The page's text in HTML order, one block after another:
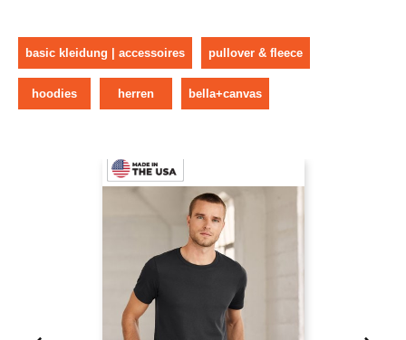
basic kleidung | accessoires pullover & fleece
hoodies herren bella+canvas